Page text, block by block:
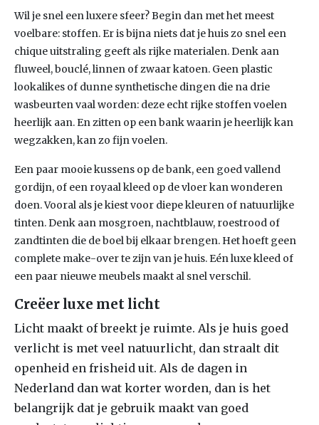
Wil je snel een luxere sfeer? Begin dan met het meest
voelbare: stoffen. Er is bijna niets dat je huis zo snel een
chique uitstraling geeft als rijke materialen. Denk aan
fluweel, bouclé, linnen of zwaar katoen. Geen plastic
lookalikes of dunne synthetische dingen die na drie
wasbeurten vaal worden: deze echt rijke stoffen voelen
heerlijk aan. En zitten op een bank waarin je heerlijk kan
wegzakken, kan zo fijn voelen.
Een paar mooie kussens op de bank, een goed vallend
gordijn, of een royaal kleed op de vloer kan wonderen
doen. Vooral als je kiest voor diepe kleuren of natuurlijke
tinten. Denk aan mosgroen, nachtblauw, roestrood of
zandtinten die de boel bij elkaar brengen. Het hoeft geen
complete make-over te zijn van je huis. Eén luxe kleed of
een paar nieuwe meubels maakt al snel verschil.
Creëer luxe met licht
Licht maakt of breekt je ruimte. Als je huis goed
verlicht is met veel natuurlicht, dan straalt dit
openheid en frisheid uit. Als de dagen in
Nederland dan wat korter worden, dan is het
belangrijk dat je gebruik maakt van goed